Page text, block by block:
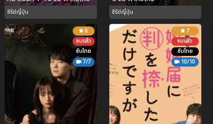
ซีรีย์ญี่ปุ่น ซีรีย์ญี่ปุ่น
6
จบแล้ว
ซับไทย
7/7
7
จบแล้ว
ซับไทย
10/10